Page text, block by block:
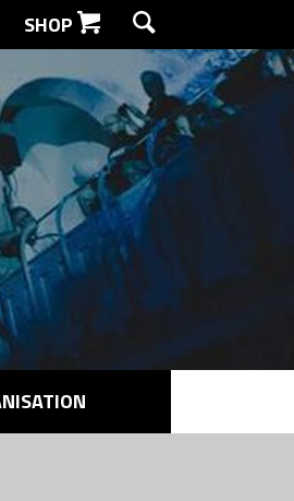
SØG
SHOP